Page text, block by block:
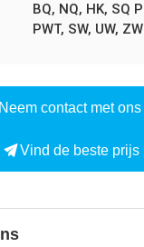
BQ, NQ, HK, SQ
PWT, SW, UW, ZW
Neem contact met
Vind de beste prijs